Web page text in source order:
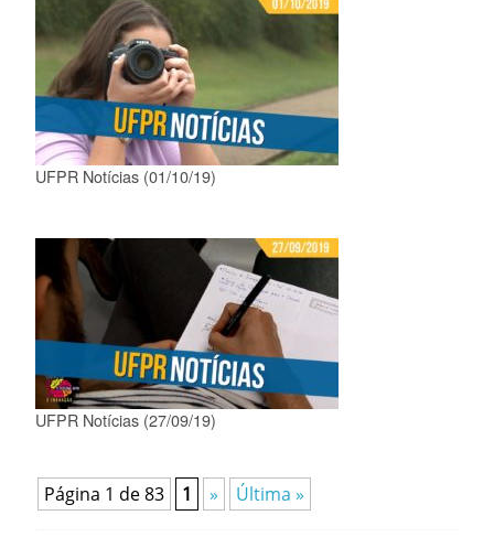
UFPR Notícias (01/10/19)
UFPR Notícias (27/09/19)
Página 1 de 83 1 » Última »